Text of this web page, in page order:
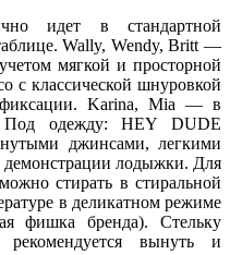
идет в стандартной
Wally, Wendy, Britt —
мягкой и просторной
с классической шнуровкой
Karina, Mia — в
Под одежду: HEY DUDE
джинсами, легкими
лодыжки. Для
стирать в стиральной
в деликатном режиме
фишка бренда). Стельку
вынуть и